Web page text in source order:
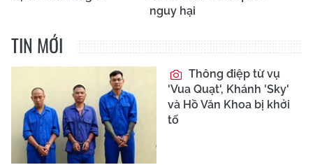
nguy hại
TIN MỚI
Thông điệp từ vụ
'Vua Quạt', Khánh 'Sky'
và Hồ Văn Khoa bị khởi
tố